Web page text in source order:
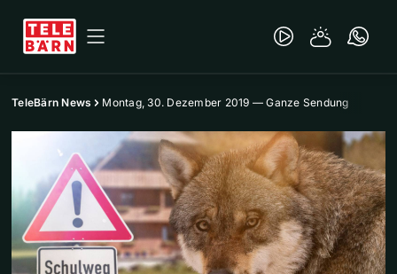
TeleBärn News Montag, 30. Dezember 2019 — Ganze Sendung